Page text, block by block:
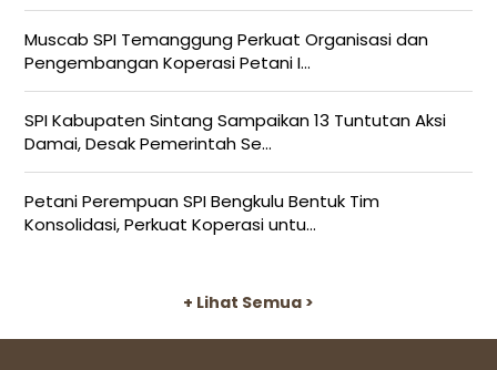
Muscab SPI Temanggung Perkuat Organisasi dan
Pengembangan Koperasi Petani I...
SPI Kabupaten Sintang Sampaikan 13 Tuntutan Aksi
Damai, Desak Pemerintah Se...
Petani Perempuan SPI Bengkulu Bentuk Tim
Konsolidasi, Perkuat Koperasi untu...
+ Lihat Semua >